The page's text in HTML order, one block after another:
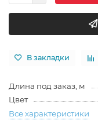
В закладки
Длина под заказ, м
Цвет
Все характеристики